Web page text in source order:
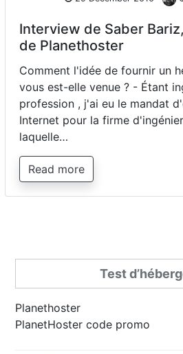
Interview de Saber
de Planethoster
Comment l'idée de fournir un
vous est-elle venue ? - Étant
profession , j'ai eu le mandat
Internet pour la firme
laquelle…
Read more
Test
Planethoster
PlanetHoster code promo